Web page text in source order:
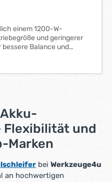
einem 1200-W-
Balance und
Vibration FIXTEC-
ermöglicht große
Plus-Elektronik sowie
Ah-Akkus bieten eine
Technische
Flexibilität und
Marken
bei Werkzeuge4u
an hochwertigen